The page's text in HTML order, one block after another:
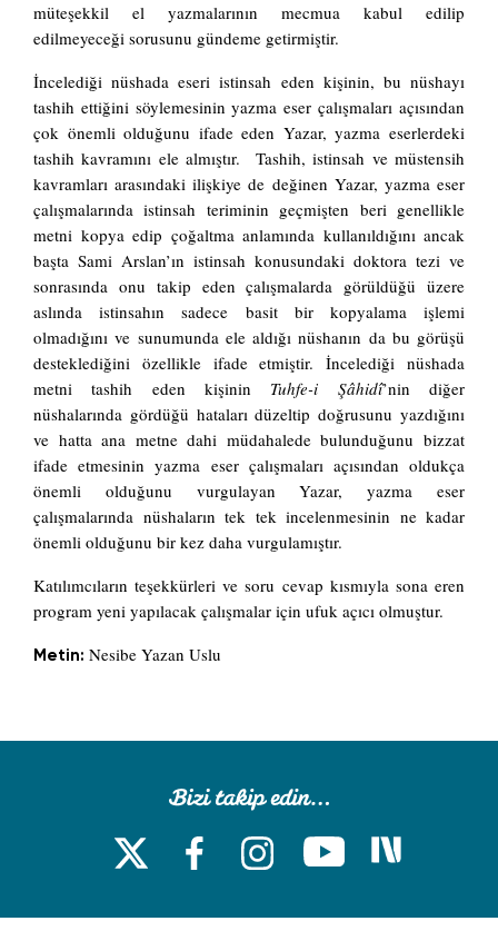
müteşekkil el yazmalarının mecmua kabul edilip
edilmeyeceği sorusunu gündeme getirmiştir.
İncelediği nüshada eseri istinsah eden kişinin, bu nüshayı
tashih ettiğini söylemesinin yazma eser çalışmaları açısından
çok önemli olduğunu ifade eden Yazar, yazma eserlerdeki
tashih kavramını ele almıştır. Tashih, istinsah ve müstensih
kavramları arasındaki ilişkiye de değinen Yazar, yazma eser
çalışmalarında istinsah teriminin geçmişten beri genellikle
metni kopya edip çoğaltma anlamında kullanıldığını ancak
başta Sami Arslan’ın istinsah konusundaki doktora tezi ve
sonrasında onu takip eden çalışmalarda görüldüğü üzere
aslında istinsahın sadece basit bir kopyalama işlemi
olmadığını ve sunumunda ele aldığı nüshanın da bu görüşü
desteklediğini özellikle ifade etmiştir. İncelediği nüshada
metni tashih eden kişinin Tuhfe-i Şâhidî’nin diğer
nüshalarında gördüğü hataları düzeltip doğrusunu yazdığını
ve hatta ana metne dahi müdahalede bulunduğunu bizzat
ifade etmesinin yazma eser çalışmaları açısından oldukça
önemli olduğunu vurgulayan Yazar, yazma eser
çalışmalarında nüshaların tek tek incelenmesinin ne kadar
önemli olduğunu bir kez daha vurgulamıştır.
Katılımcıların teşekkürleri ve soru cevap kısmıyla sona eren
program yeni yapılacak çalışmalar için ufuk açıcı olmuştur.
Metin: Nesibe Yazan Uslu